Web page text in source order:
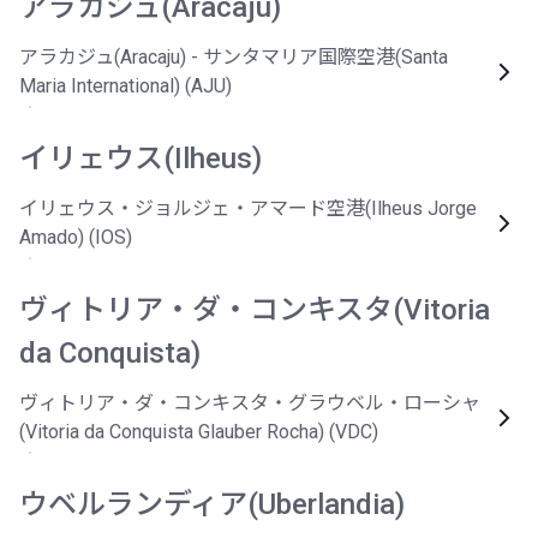
アラカジュ(Aracaju)
アラカジュ(Aracaju) - サンタマリア国際空港(Santa
Maria International) (AJU)
イリェウス(Ilheus)
イリェウス・ジョルジェ・アマード空港(Ilheus Jorge
Amado) (IOS)
ヴィトリア・ダ・コンキスタ(Vitoria
da Conquista)
ヴィトリア・ダ・コンキスタ・グラウベル・ローシャ
(Vitoria da Conquista Glauber Rocha) (VDC)
ウベルランディア(Uberlandia)